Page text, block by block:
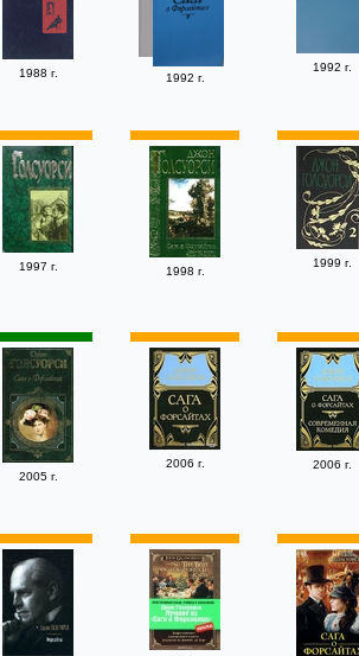
1988 г. 1992 г.
1992 г.
1997 г. 1998 г.
1999 г.
2005 г.
2006 г. 2006 г.